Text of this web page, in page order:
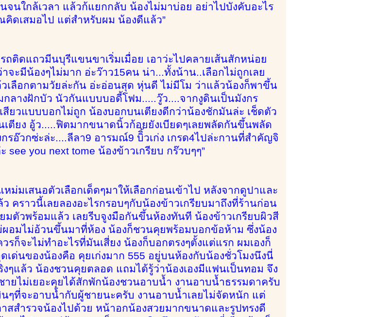
นใกล้เวลา แล้วก้แยกกลับ น้องไม่มาบ่อย อย่าไปบังคับอะไร
ดเสมอไป แต่สำหรับผม น้องดีแล้ว”
ติดแถวมีนบุรีแขนขาเริ่มเมื่อย เอาว่ะไปคลายเส้นสักหน่อย
จะมีน้องๆไม่มาก อ่ะว๊าว15คน น่า...ทั้งน้าน..เลือกไม่ถูกเลย
วเลือกตามวัยล่ะกัน อ่ะอ่อนสุด หุ่นดี ไม่มีโม ว่าแล้วน้องก็พาขึ้น
ลางฝักบัว นัวกันแบบบอดี้โฟม.....วู๊ว....จากงูดินเป็นมังกร
ยวแบบบอกไม่ถูก น้องบอกบนเตียงดีกว่าน้องชักมันล่ะ เช็ดตัว
ตียง อู้ว.....ฟิตมากขนาดนิ้วก้อยยังเบียดๆเลยพลัดกันขึ้นพลัด
รอ๊วกซ่ะล่ะ....ลีลา9 อารมณ์9 บิิ้วเก่ง เกรด4ไปล่ะกานที่สำคัญจิ
see you next tome น้องข้าวเกรียบ กร๊วบๆๆ”
หม่มเสนอตัวเลือกเด็ดๆมาให้เลือกก่อนเข้าไป หลังจากดูปาและ
คราวนี้เลยลองอะไรกรอบๆกับน้องข้าวเกรียบมาถึงที่ร้านก่อน
มตัวพร้อมแล้ว เลยรีบจูงมือกันขึ้นห้องทันที น้องข้าวเกรียบผิวสี
อมไม่อ้วนขึ้นมาที่ห้อง น้องก็ชวนคุยพร้อมบอกข้อห้าม ซึ่งน้อง
รก็จะไม่ทำอะไรที่มันเสี่ยง น้องก็บอกตรงๆตั้งแต่แรก ผมเองก็
เด่นของน้องคือ คุยเก่งมาก 555 อยู่บนห้องกับน้องชั่วโมงนึงนี่
ๆแล้ว น้องชวนคุยตลอด แถมได้รู้ว่าน้องเองมีแฟนเป็นทอม จึง
ยไม่เยอะคุยได้สักพักน้องชวนอาบน้ำ งานอาบน้ำธรรมดาครับ
นๆที่จะอาบน้ำกับผู้ชายนะครับ งานอาบน้ำเลยไม่จัดหนัก แต่
สสำรวจน้องไปด้วย หน้าอกน้องสวยมากขนาดและรูปทรงดี